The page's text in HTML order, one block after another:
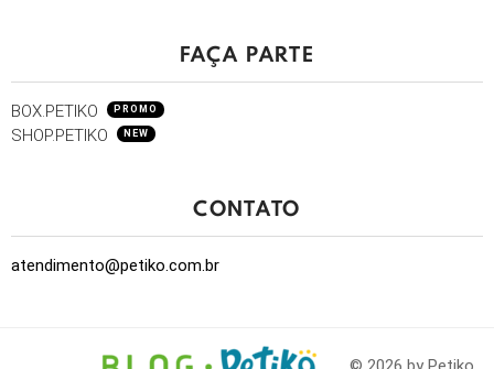
FAÇA PARTE
BOX.PETIKO PROMO
SHOP.PETIKO NEW
CONTATO
atendimento@petiko.com.br